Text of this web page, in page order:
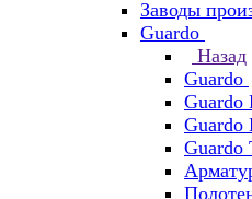
Заводы
Guardo
Назад
Guardo
Guardo
Guardo
Guardo